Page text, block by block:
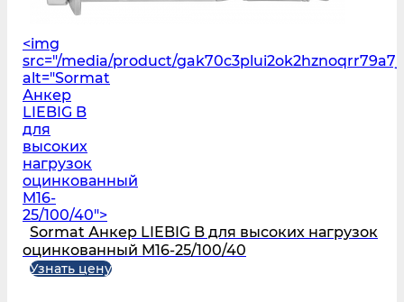
<img
src="/media/product/
alt="Sormat
Анкер
LIEBIG B
для
высоких
нагрузок
оцинкованный
M16-
25/100/40">
Sormat Анкер LIEBIG B для высоких нагрузок
оцинкованный M16-25/100/40
Узнать цену